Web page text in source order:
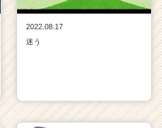
2022.08.17
迷う